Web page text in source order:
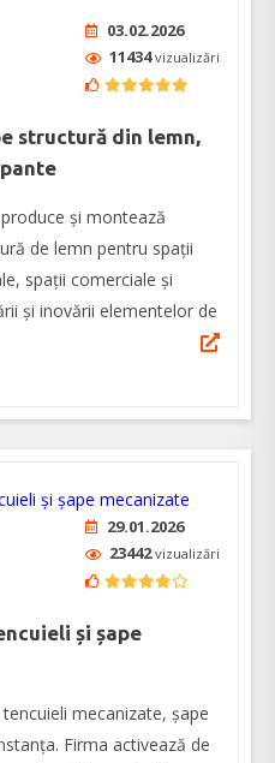
03.02.2026
11434vizualizări
structură din lemn,
și montează
de lemn pentru spații
spații comerciale și
și inovării elementelor de
29.01.2026
23442vizualizări
și șape
mecanizate, șape
Firma activează de